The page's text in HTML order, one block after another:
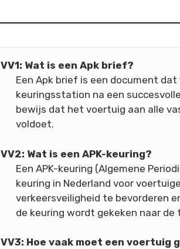
VV1: Wat is een Apk brief?
Een Apk brief is een document
keuringsstation na een
bewijs dat het voertuig aan alle
voldoet.
VV2: Wat is een APK-keuring?
Een APK-keuring (Algemene
keuring in Nederland voor
verkeersveiligheid te bevorderen
de keuring wordt gekeken naar
VV3: Hoe vaak moet een voertuig